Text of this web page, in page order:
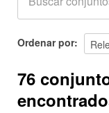
Acerca de
Ordenar por
76